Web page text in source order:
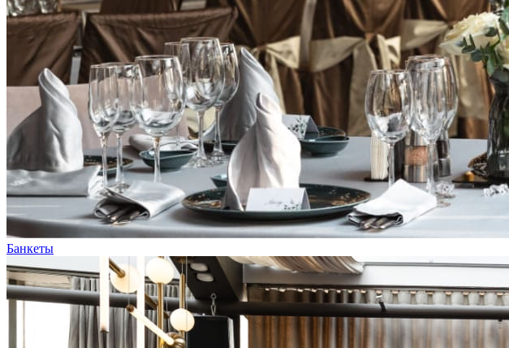
Банкеты